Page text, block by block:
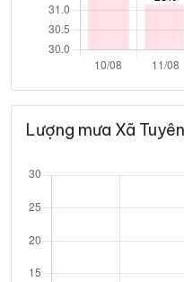
Lượng mưa Xã